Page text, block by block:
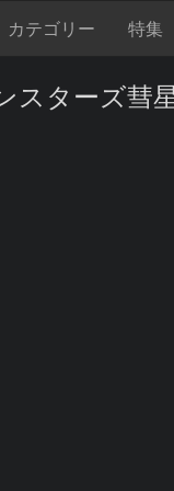
カテゴリー 特集
スターズ彗